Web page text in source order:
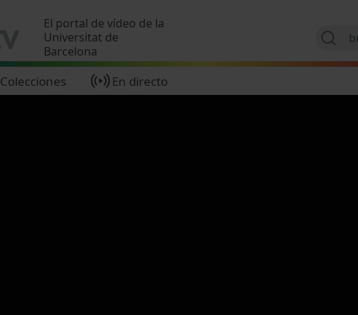
El portal de vídeo de la
Universitat de
Barcelona
Colecciones En directo